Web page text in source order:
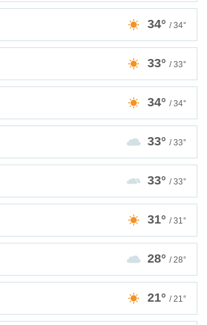
34° / 34°
33° / 33°
34° / 34°
33° / 33°
33° / 33°
31° / 31°
28° / 28°
21° / 21°